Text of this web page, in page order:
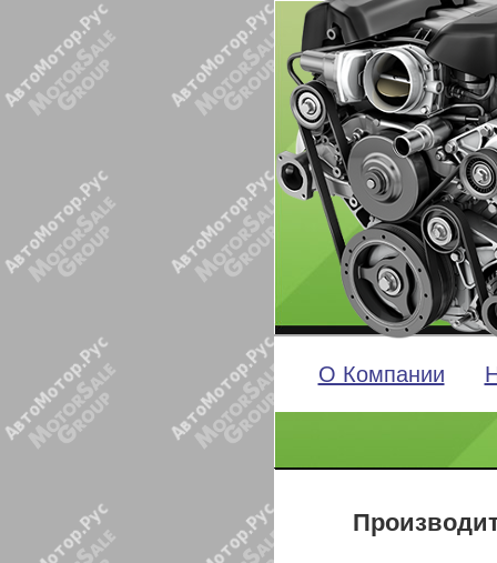
О Компании